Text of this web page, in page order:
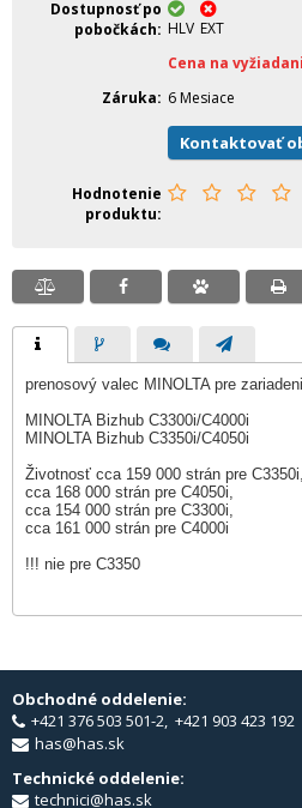
Dostupnosť po
pobočkách
HLV EXT
Cena na
Záruka
6 Mesiace
Kontaktovať
Hodnotenie
produktu
prenosový valec MINOLTA pre
MINOLTA Bizhub C3300i/C4000i
MINOLTA Bizhub C3350i/C4050i
Životnosť cca 159 000 strán pre C3350i,
cca 168 000 strán pre C4050i,
cca 154 000 strán pre C3300i,
cca 161 000 strán pre C4000i
!!! nie pre C3350
Obchodné oddelenie:
+421 376 503 501-2, +421 903 423 192
has@has.sk
Technické oddelenie:
technici@has.sk